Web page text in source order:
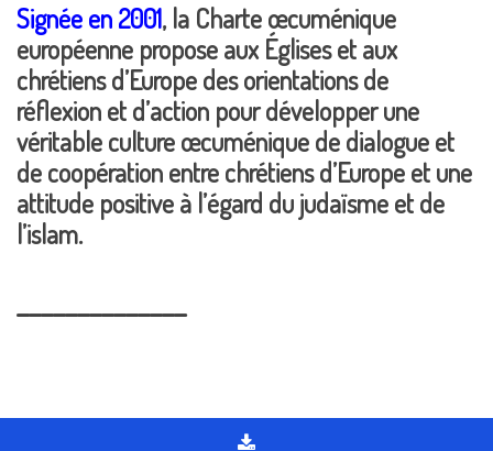
Signée en 2001, la Charte œcuménique
européenne propose aux Églises et aux
chrétiens d’Europe des orientations de
réflexion et d’action pour développer une
véritable cultureœcuméniquede dialogue et
de coopération entre chrétiens d’Europe et une
attitude positive à l’égard du judaïsme et de
l’islam.